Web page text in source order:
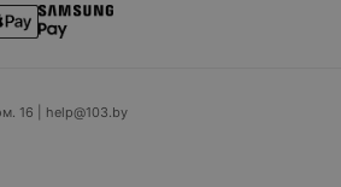
16 | help@103.by